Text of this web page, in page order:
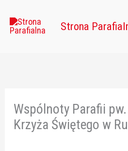
Strona
Wspólnoty Parafii
Krzyża Świętego w